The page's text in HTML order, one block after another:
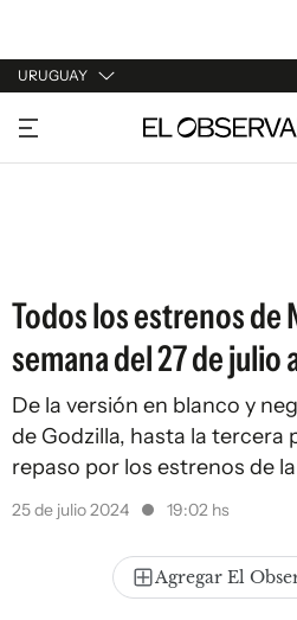
URUGUAY
URUGUAY
ARGENTINA
Todos los estrenos de
semana del 27 de julio
De la versión en blanco y
de Godzilla, hasta la tercera
repaso por los estrenos de
25 de julio 2024 19:02 hs
Agregar El